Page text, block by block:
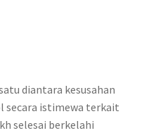
diantara kesusahan
secara istimewa terkait
selesai berkelahi